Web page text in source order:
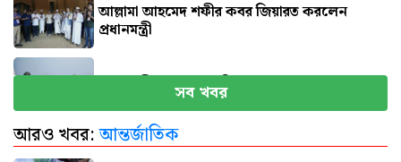
আল্লামা আহমেদ শফীর কবর জিয়ারত করলেন
প্রধানমন্ত্রী
প্রধানমন্ত্রীর কাছে ৯ দাবি হেফাজতের
সৌদি আরবে আগুনে পুড়ে ১৭ বাংলাদেশির মৃত্যু
সব খবর
আরও খবর:আন্তর্জাতিক